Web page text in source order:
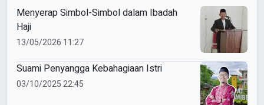
Menyerap Simbol-Simbol dalam Ibadah
Haji
13/05/2026 11:27
Suami Penyangga Kebahagiaan Istri
03/10/2025 22:45